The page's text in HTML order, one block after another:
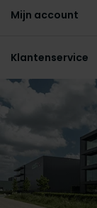
Mijn account
Klantenservice